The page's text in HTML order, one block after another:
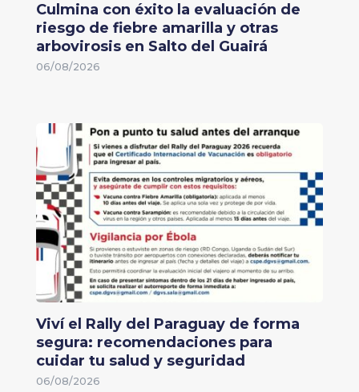
Culmina con éxito la evaluación de
riesgo de fiebre amarilla y otras
arbovirosis en Salto del Guairá
06/08/2026
Viví el Rally del Paraguay de forma
segura: recomendaciones para
cuidar tu salud y seguridad
06/08/2026